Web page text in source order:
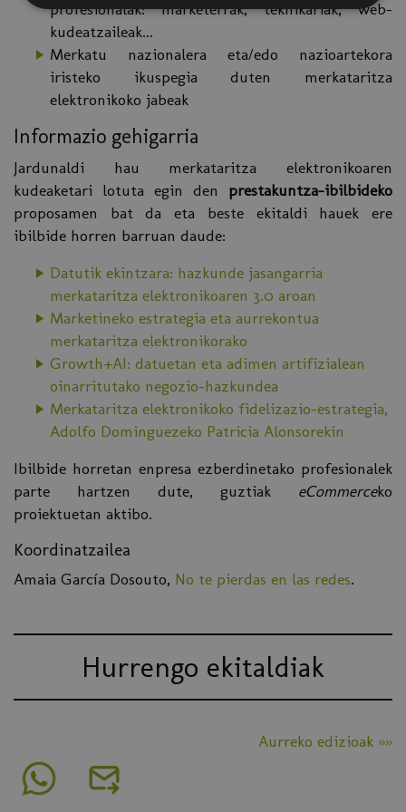
profesionalak: marketerrak, teknikariak, web-
kudeatzaileak...
Merkatu nazionalera eta/edo nazioartekora
iristeko ikuspegia duten merkataritza
elektronikoko jabeak
Informazio gehigarria
Jardunaldi hau merkataritza elektronikoaren
kudeaketari lotuta egin den prestakuntza-ibilbideko
proposamen bat da eta beste ekitaldi hauek ere
ibilbide horren barruan daude:
Datutik ekintzara: hazkunde jasangarria
merkataritza elektronikoaren 3.0 aroan
Marketineko estrategia eta aurrekontua
merkataritza elektronikorako
Growth+AI: datuetan eta adimen artifizialean
oinarritutako negozio-hazkundea
Merkataritza elektronikoko fidelizazio-estrategia,
Adolfo Dominguezeko Patricia Alonsorekin
Ibilbide horretan enpresa ezberdinetako profesionalek
parte hartzen dute, guztiak eCommerceko
proiektuetan aktibo.
Koordinatzailea
Amaia García Dosouto, No te pierdas en las redes.
Hurrengo ekitaldiak
Aurreko edizioak »»